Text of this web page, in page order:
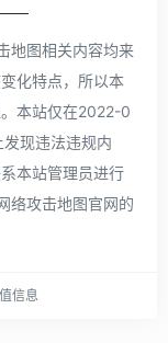
地图相关内容均来
化特点，所以本
本站仅在2022-0
现违法违规内
本站管理员进行
络攻击地图官网的
信息